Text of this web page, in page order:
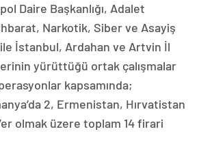
Daire Başkanlığı, Adalet
Narkotik, Siber ve Asayiş
ile İstanbul, Ardahan ve Artvin İl
yürüttüğü ortak çalışmalar
kapsamında;
2, Ermenistan, Hırvatistan
olmak üzere toplam 14 firari